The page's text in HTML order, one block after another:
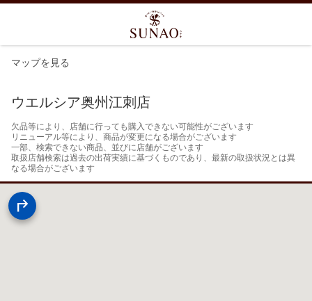
マップを見る
ウエルシア奥州江刺店
欠品等により、店舗に行っても購入できない可能性がございます
リニューアル等により、商品が変更になる場合がございます
一部、検索できない商品、並びに店舗がございます
取扱店舗検索は過去の出荷実績に基づくものであり、最新の取扱状況とは異
なる場合がございます